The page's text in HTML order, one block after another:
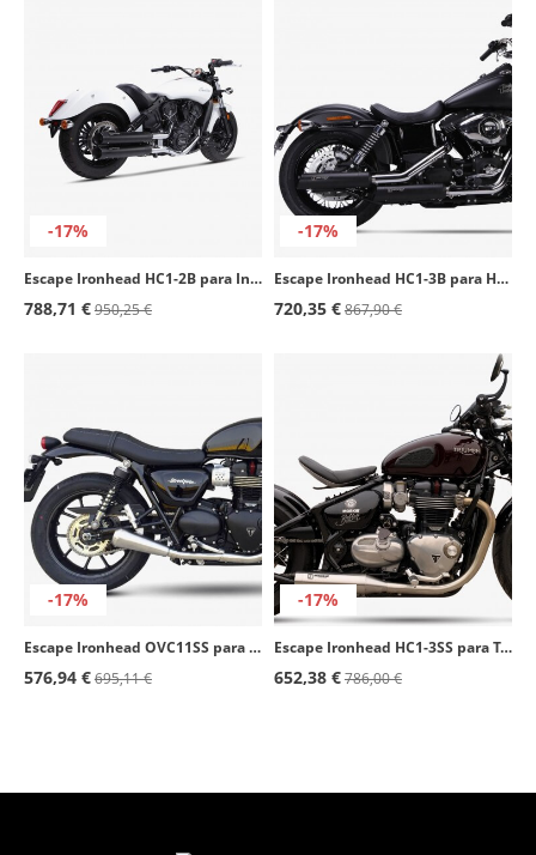
-17%
Escape Ironhead HC1-2B para Indian Scout / Scout Bobber (15-23) color Negro
788,71 €950,25 €
-17%
Escape Ironhead HC1-3B para Harley Davidson Dyna Street Bob (06-16) color Negro
720,35 €867,90 €
-17%
Escape Ironhead OVC11SS para Triumph Street Twin 900 (16-20), Speed Twin (16-20), Street Cup color Acero
576,94 €695,11 €
-17%
Escape Ironhead HC1-3SS para Triumph Bobber (17-20) color Acero
652,38 €786,00 €